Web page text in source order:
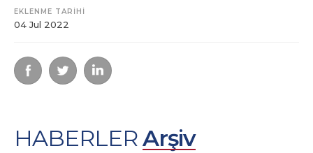
EKLENME TARİHİ
04 Jul 2022
HABERLERArşiv